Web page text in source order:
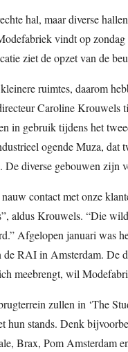
hal, maar diverse
vindt op
ziet de opzet van de
ruimtes, daarom
Caroline Krouwels
in gebruik tijdens het
ogende Muza, dat
diverse gebouwen zijn
contact met onze
aldus Krouwels. “Die
Afgelopen januari was
de RAI in Amsterdam. De
meebrengt, wil
zullen in ‘The
hun stands. Denk
Brax, Pom Amsterdam